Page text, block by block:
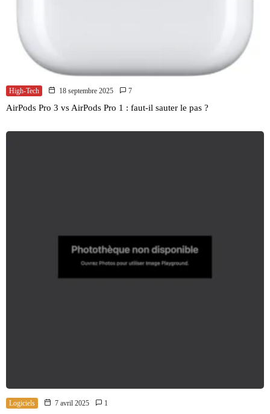
High-Tech 18 septembre 2025 7
AirPods Pro 3 vs AirPods Pro 1 : faut-il sauter le pas ?
Logiciels 7 avril 2025 1